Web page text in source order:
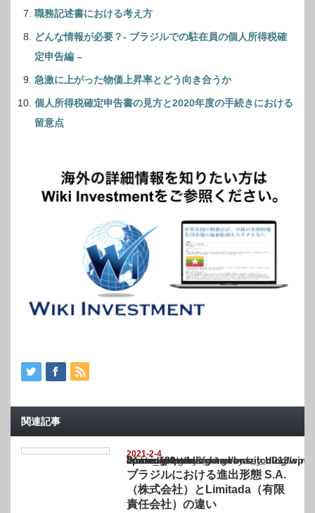
職務記述書における考え方
どんな情報が必要？- ブラジルでの駐在員の個人所得税確
定申告編 –
急激に上がった物価上昇率とどう向き合うか
個人所得税確定申告書の見方と2020年度の手続きにおける
留意点
関連記事
2021-2-4
Warning
: Undefined array key "show_category" in
/home/netst/kuno-cpa.co.jp/public_html/brazil_blog/wp-content/themes/
on line183
ブラジルにおける進出形態 S.A.
（株式会社）とLimitada（有限
責任会社）の違い